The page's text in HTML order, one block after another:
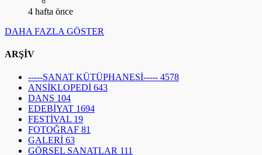
4 hafta önce
DAHA FAZLA GÖSTER
ARŞİV
-----SANAT KÜTÜPHANESİ----- 4578
ANSİKLOPEDİ 643
DANS 104
EDEBİYAT 1694
FESTİVAL 19
FOTOĞRAF 81
GALERİ 63
GÖRSEL SANATLAR 111